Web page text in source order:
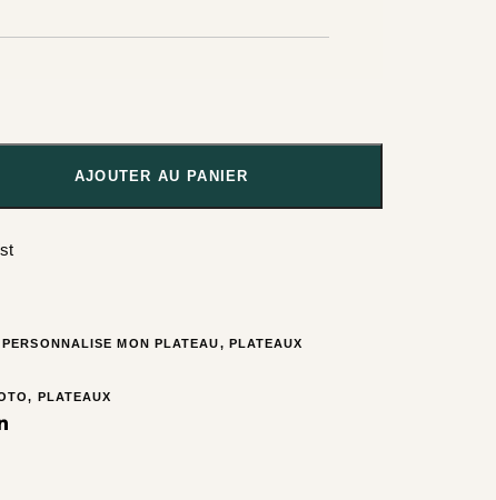
AJOUTER AU PANIER
MON PLATEAU, PLATEAUX
, PLATEAUX